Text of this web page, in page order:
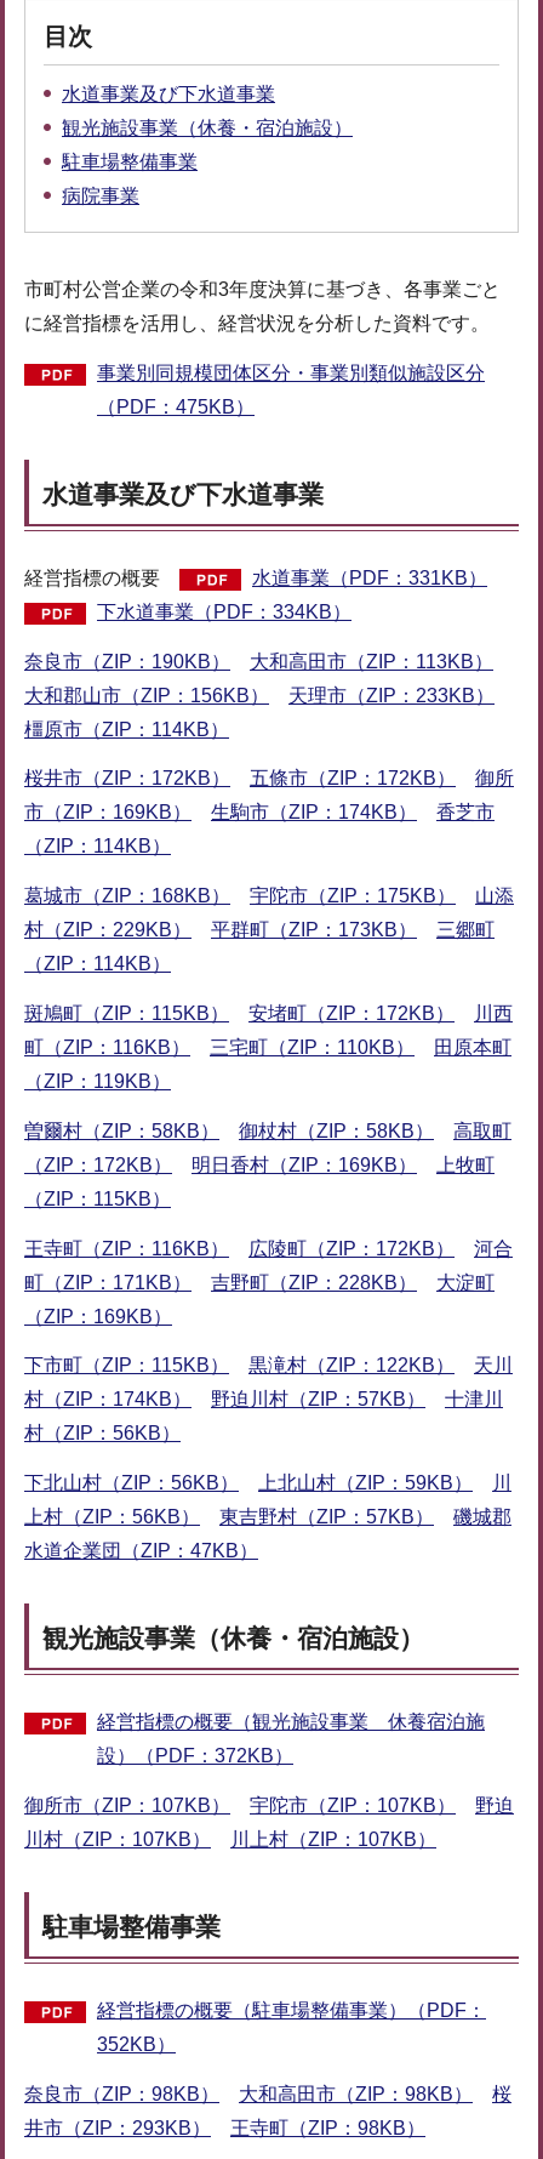
目次
水道事業及び下水道事業
観光施設事業（休養・宿泊施設）
駐車場整備事業
病院事業
市町村公営企業の令和3年度決算に基づき、各事業ごと
に経営指標を活用し、経営状況を分析した資料です。
事業別同規模団体区分・事業別類似施設区分
（PDF：475KB）
水道事業及び下水道事業
経営指標の概要
水道事業（PDF：331KB）
下水道事業（PDF：334KB）
奈良市（ZIP：190KB）
大和高田市（ZIP：113KB）
大和郡山市（ZIP：156KB）
天理市（ZIP：233KB）
橿原市（ZIP：114KB）
桜井市（ZIP：172KB） 五條市（ZIP：172KB）
御所
市（ZIP：169KB）
生駒市（ZIP：174KB）
香芝市
（ZIP：114KB）
葛城市（ZIP：168KB） 宇陀市（ZIP：175KB）
山添
村（ZIP：229KB）
平群町（ZIP：173KB）
三郷町
（ZIP：114KB）
斑鳩町（ZIP：115KB） 安堵町（ZIP：172KB）
川西
町（ZIP：116KB）
三宅町（ZIP：110KB）
田原本町
（ZIP：119KB）
曽爾村（ZIP：58KB） 御杖村（ZIP：58KB）
高取町
（ZIP：172KB）
明日香村（ZIP：169KB）
上牧町
（ZIP：115KB）
王寺町（ZIP：116KB） 広陵町（ZIP：172KB）
河合
町（ZIP：171KB）
吉野町（ZIP：228KB）
大淀町
（ZIP：169KB）
下市町（ZIP：115KB） 黒滝村（ZIP：122KB）
天川
村（ZIP：174KB）
野迫川村（ZIP：57KB）
十津川
村（ZIP：56KB）
下北山村（ZIP：56KB） 上北山村（ZIP：59KB）
川
上村（ZIP：56KB）
東吉野村（ZIP：57KB）
磯城郡
水道企業団（ZIP：47KB）
観光施設事業（休養・宿泊施設）
経営指標の概要（観光施設事業 休養宿泊施
設）（PDF：372KB）
御所市（ZIP：107KB） 宇陀市（ZIP：107KB）
野迫
川村（ZIP：107KB）
川上村（ZIP：107KB）
駐車場整備事業
経営指標の概要（駐車場整備事業）（PDF：
352KB）
奈良市（ZIP：98KB） 大和高田市（ZIP：98KB）
桜
井市（ZIP：293KB）
王寺町（ZIP：98KB）